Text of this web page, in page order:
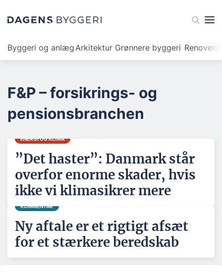
Byggeri og anlægArkitektur Grønnere byggeri
F&P – forsikrings- og
pensionsbranchen
ENERGI OG KLIMA
”Det haster”: Danmark står
overfor enorme skader, hvis
ikke vi klimasikrer mere
KOMMENTAR
Ny aftale er et rigtigt afsæt
for et stærkere beredskab